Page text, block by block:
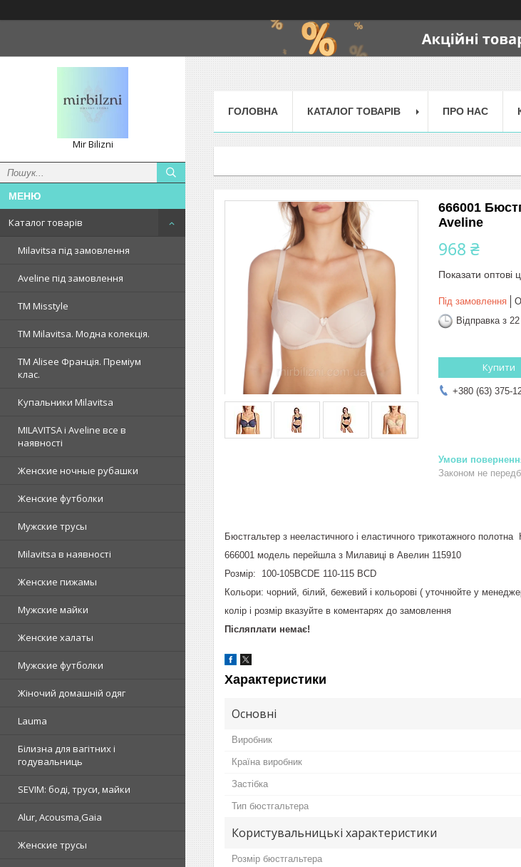
Mir Bilizni
Каталог товарів
Milavitsa під замовлення
Aveline під замовлення
TM Misstyle
ТМ Milavitsa. Модна колекція.
TM Alisee Франція. Преміум
клас.
Купальники Milavitsa
MILAVITSA і Aveline все в
наявності
Женские ночные рубашки
Женские футболки
Мужские трусы
Milavitsa в наявності
Женские пижамы
Мужские майки
Женские халаты
Мужские футболки
Жіночий домашній одяг
Lauma
Білизна для вагітних і
годувальниць
SEVIM: боді, труси, майки
Alur, Acousma,Gaia
Женские трусы
ГОЛОВНА КАТАЛОГ ТОВАРІВ ПРО НАС
666001
Aveline
968 ₴
Показати оптові
Під замовлення
Відправка з
Купити
+380 (63) 375-
Законом не
Бюстгальтер з нееластичного і еластичного трикотажного
666001 модель перейшла з Милавиці в Авелин 115910
Розмір: 100-105BCDE 110-115 BCD
Кольори: чорний, білий, бежевий і кольорові ( уточнюйте у
колір і розмір вказуйте в коментарях до замовлення
Післяплати немає!
Характеристики
Основні
Виробник
Країна виробник
Застібка
Тип бюстгальтера
Користувальницькі характеристики
Розмір бюстгальтера